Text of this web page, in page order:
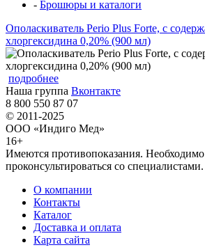
- Брошюры и каталоги
Ополаскиватель Perio Plus Forte, с
хлоргексидина 0,20% (900 мл)
подробнее
Наша группа Вконтакте
8 800 550 87 07
© 2011-2025
ООО «Индиго Мед»
16+
Имеются противопоказания. Необходимо
проконсультироваться со специалистами.
О компании
Контакты
Каталог
Доставка и оплата
Карта сайта